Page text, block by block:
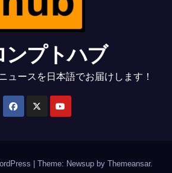
ンプトハブ
ュースを日本語でお届けします！
Theme: Newsup by Themeansar.